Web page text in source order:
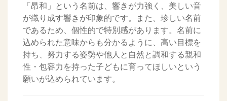
「昂和」という名前は、響きが力強く、美しい音
が織り成す響きが印象的です。また、珍しい名前
であるため、個性的で特別感があります。名前に
込められた意味からも分かるように、高い目標を
持ち、努力する姿勢や他人と自然と調和する親和
性・包容力を持った子どもに育ってほしいという
願いが込められています。